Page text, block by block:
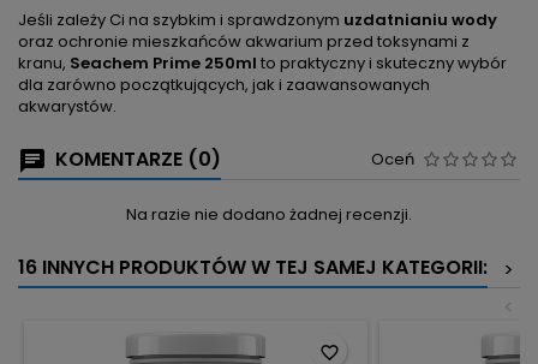
Jeśli zależy Ci na szybkim i sprawdzonym uzdatnianiu wody
oraz ochronie mieszkańców akwarium przed toksynami z
kranu, Seachem Prime 250ml to praktyczny i skuteczny wybór
dla zarówno początkujących, jak i zaawansowanych
akwarystów.
KOMENTARZE (0) Oceń
Na razie nie dodano żadnej recenzji.
16 INNYCH PRODUKTÓW W TEJ SAMEJ KATEGORII:
>
<
favorite_border